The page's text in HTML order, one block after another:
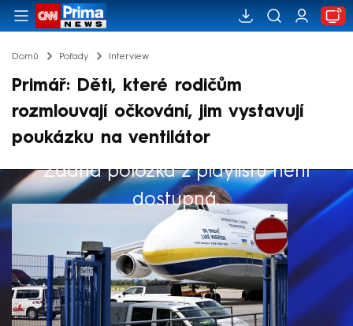
Domů Pořady Interview
Primář: Děti, které rodičům
rozmlouvají očkování, jim vystavují
poukázku na ventilátor
Žádná položka z playlistu není
dostupná.
Výběr redakce